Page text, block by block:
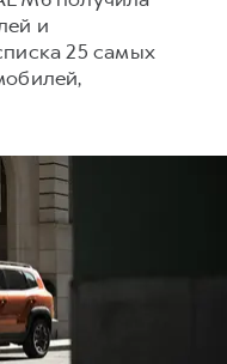
и
25 самых